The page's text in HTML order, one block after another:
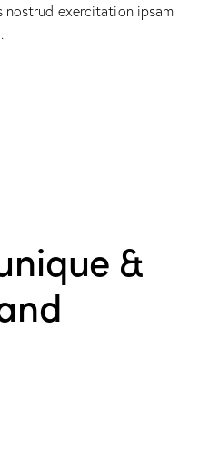
nostrud exercitation ipsam
&